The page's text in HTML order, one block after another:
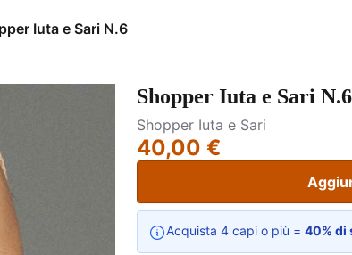
Iuta e Sari N.6
Shopper Iuta e Sari N.6
Shopper Iuta e Sari
40,00 €
Acquista 4 capi o più = 40% di